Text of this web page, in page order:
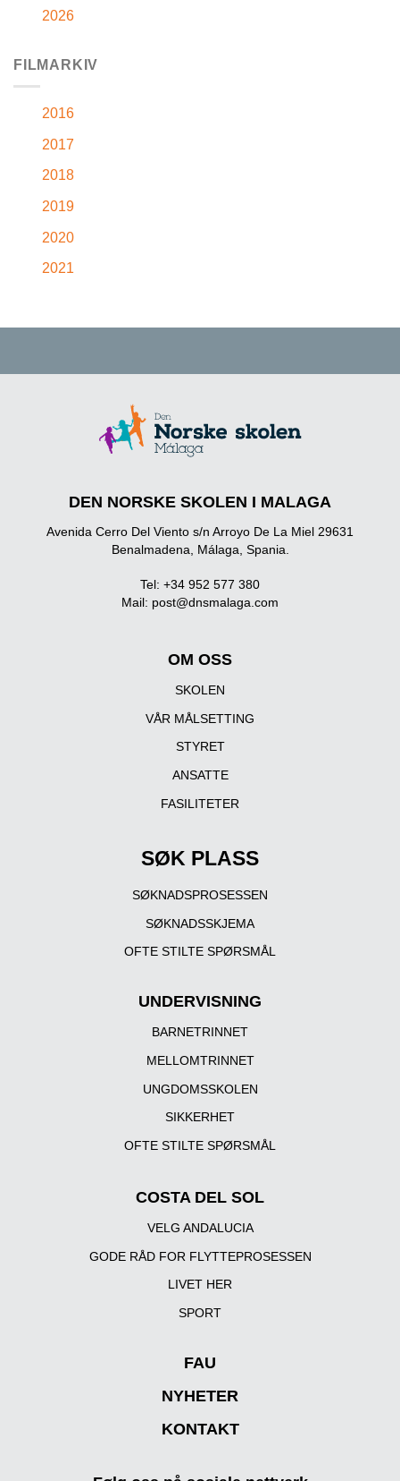
2026
FILMARKIV
2016
2017
2018
2019
2020
2021
DEN NORSKE SKOLEN I MALAGA
Avenida Cerro Del Viento s/n Arroyo De La Miel 29631
Benalmadena, Málaga, Spania.
Tel: +34 952 577 380
Mail: post@dnsmalaga.com
OM OSS
SKOLEN
VÅR MÅLSETTING
STYRET
ANSATTE
FASILITETER
SØK PLASS
SØKNADSPROSESSEN
SØKNADSSKJEMA
OFTE STILTE SPØRSMÅL
UNDERVISNING
BARNETRINNET
MELLOMTRINNET
UNGDOMSSKOLEN
SIKKERHET
OFTE STILTE SPØRSMÅL
COSTA DEL SOL
VELG ANDALUCIA
GODE RÅD FOR FLYTTEPROSESSEN
LIVET HER
SPORT
FAU
NYHETER
KONTAKT